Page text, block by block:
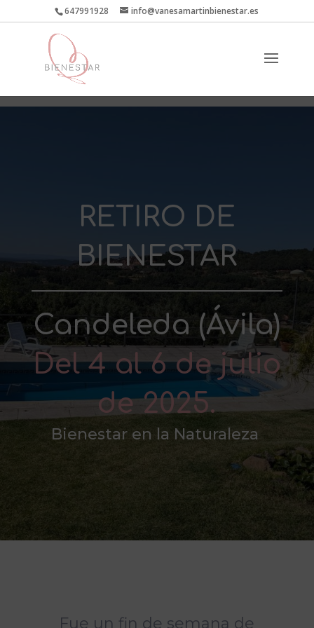
647991928 info@vanesamartinbienestar.es
RETIRO DE
BIENESTAR
Candeleda (Ávila)
Del 4 al 6 de julio
de 2025.
Bienestar en la Naturaleza
Fue un fin de semana de